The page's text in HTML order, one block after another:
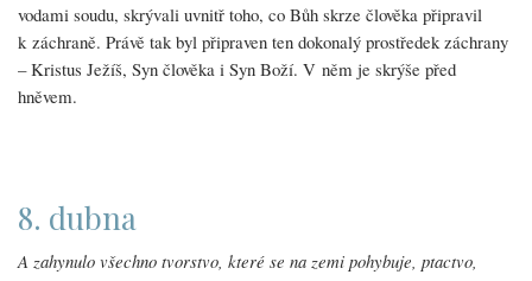
vodami soudu, skrývali uvnitř toho, co Bůh skrze člověka připravil
k záchraně. Právě tak byl připraven ten dokonalý prostředek záchrany
– Kristus Ježíš, Syn člověka i Syn Boží. V něm je skrýše před
hněvem.
8. dubna
A zahynulo všechno tvorstvo, které se na zemi pohybuje, ptactvo,